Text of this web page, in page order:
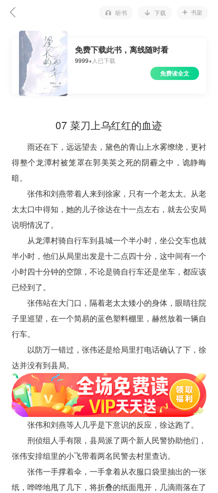
听书 下载 书架
免费下载此书，离线随时看
9999+人已下载
免费读全文
07 菜刀上乌红红的血迹
雨还在下，远远望去，黛色的青山上水雾缭绕，更衬
得整个龙潭村被笼罩在郭美英之死的阴霾之中，诡静晦
暗。
张伟和刘燕带着人来到徐家，只有一个老太太。从老
太太口中得知，她的儿子徐达在十一点左右，就去公安局
说明情况了。
从龙潭村骑自行车到县城一个半小时，坐公交车也就
半小时，他们从局里出发是十二点四十分，这中间有一个
小时四十分钟的空隙，不论是骑自行车还是坐车，都应该
已经到了。
张伟站在大门口，隔着老太太矮小的身体，眼睛往院
子里巡望，在一个简易的蓝色塑料棚里，赫然放着一辆自
行车。
以防万一错过，张伟还是给局里打电话确认了下，徐
达并没有到县局。
张伟和刘燕等人几乎是下意识的反应，徐达跑了。
刑侦组人手有限，县局派了两个新人民警协助他们，
张伟安排组里的小飞带着两名民警去村里查访。
张伟一手撑着伞，一手拿着从衣服口袋里抽出的一张
纸，哗哗地甩了几下，将折叠的纸面甩开，几滴雨落在了